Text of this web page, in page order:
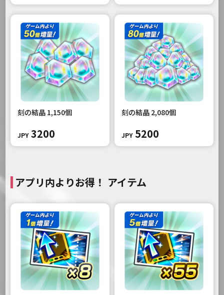
刻の結晶 1,150個
JPY 3200
刻の結晶 2,080個
JPY 5200
アプリ内よりお得！ アイテム